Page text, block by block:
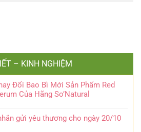
– KINH NGHIỆM
Đổi Bao Bì Mới Sản Phẩm Red
Của Hãng So’Natural
gửi yêu thương cho ngày 20/10